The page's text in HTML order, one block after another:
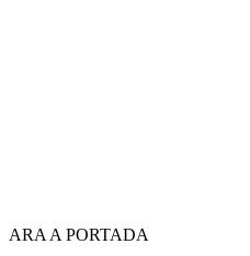
ARA A PORTADA